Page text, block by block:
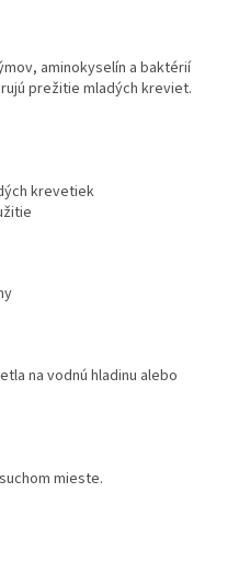
aminokyselín a baktérií
prežitie mladých kreviet.
krevetiek
na vodnú hladinu alebo
mieste.